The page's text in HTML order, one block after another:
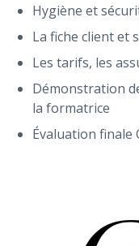
Hygiène et
La fiche client et
Les tarifs, les
Démonstration
la formatrice
Évaluation finale